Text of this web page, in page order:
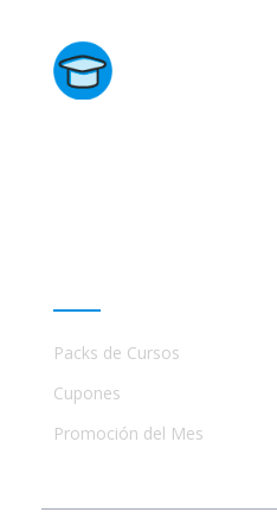
Packs de Cursos
Cupones
Promoción del Mes